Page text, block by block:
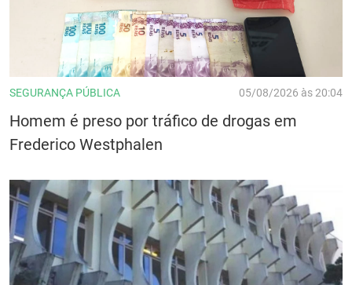
SEGURANÇA PÚBLICA 05/08/2026 às 20:04
Homem é preso por tráfico de drogas em
Frederico Westphalen